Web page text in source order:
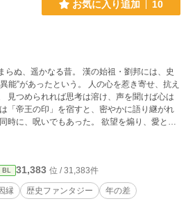
お気に入り追加 10
らぬ、遥かなる昔。 漢の始祖・劉邦には、史
いう。 人の心を惹き寄せ、抗え
見つめられれば思考は溶け、声を聞けば心は
帝王の印」を宿すと、密やかに語り継がれ
持つ者は守られ、奪われ、弄ばれる宿命を背
て後に「劉備玄徳」と呼ばれる男の誕生を告
―― 多くの男たちの想いと欲に翻弄される運
る “劉備玄徳・総受け”のための三国志BL幻
BL 31,383 位 / 31,383件
縁 歴史ファンタジー
年の差